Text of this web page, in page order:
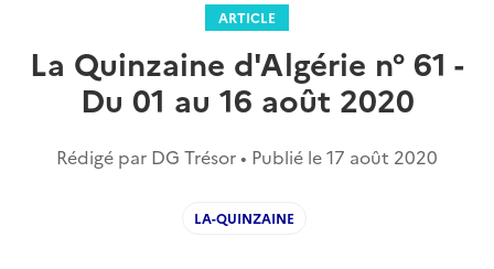
ARTICLE
La Quinzaine d'Algérie n° 61 -
Du 01 au 16 août 2020
Rédigé par DG Trésor • Publié le17 août 2020
LA-QUINZAINE